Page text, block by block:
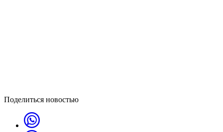
Поделиться новостью